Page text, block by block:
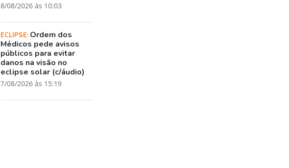
8/08/2026 às 10:03
ECLIPSE: Ordem dos
Médicos pede avisos
públicos para evitar
danos na visão no
eclipse solar (c/áudio)
7/08/2026 às 15:19